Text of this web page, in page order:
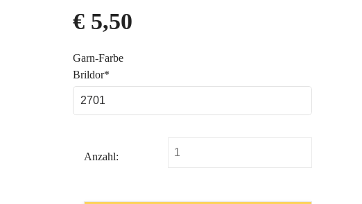
€5,50
Pflichtfeld
Garn-Farbe
Brildor*
Anzahl: